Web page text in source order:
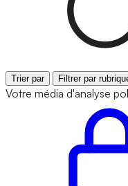
Trier par Filtrer par
Votre média d'analyse